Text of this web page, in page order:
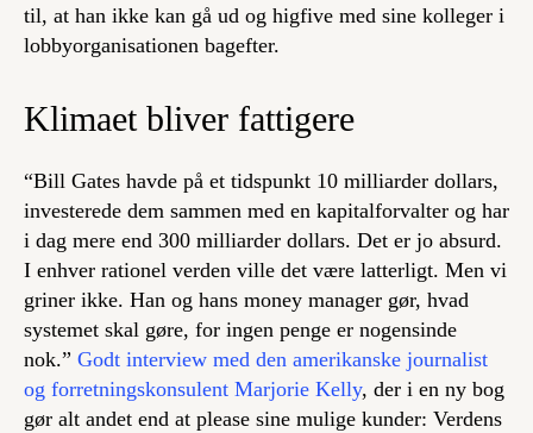
til, at han ikke kan gå ud og higfive med sine kolleger i
lobbyorganisationen bagefter.
Klimaet bliver fattigere
“Bill Gates havde på et tidspunkt 10 milliarder dollars,
investerede dem sammen med en kapitalforvalter og har
i dag mere end 300 milliarder dollars. Det er jo absurd.
I enhver rationel verden ville det være latterligt. Men vi
griner ikke. Han og hans money manager gør, hvad
systemet skal gøre, for ingen penge er nogensinde
nok.” Godt interview med den amerikanske journalist
og forretningskonsulent Marjorie Kelly, der i en ny bog
gør alt andet end at please sine mulige kunder: Verdens